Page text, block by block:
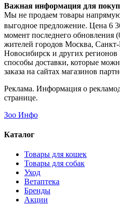
Важная информация для
Мы не продаем товары
выгодное предложение. Цена 6
момент последнего обновления
жителей городов Москва, Санкт-
Новосибирск и других
способы доставки, которые
заказа на сайтах магазинов
Реклама. Информация о
странице.
Зоо Инфо
Каталог
Товары для кошек
Товары для собак
Уход
Ветаптека
Бренды
Акции